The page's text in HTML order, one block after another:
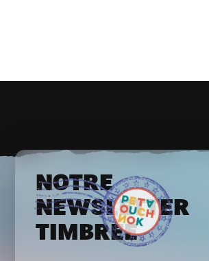
NOTRE
NEWSLETTER
TIMBRÉE